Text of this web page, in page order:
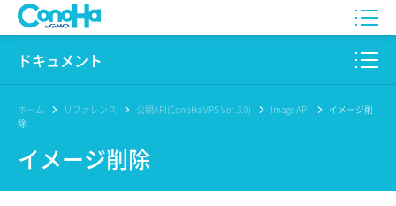
WING
ドキュメント
このサイトについて
プロダクト
リファレンス
ホーム リファレンス 公開API(ConoHa VPS Ver.3.0) Image API
イメージ削
除
イメージ削除